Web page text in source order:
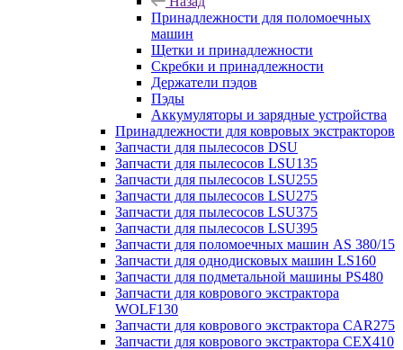
Принадлежности для поломоечных
машин
Щетки и принадлежности
Скребки и принадлежности
Держатели пэдов
Пэды
Аккумуляторы и зарядные устройства
Принадлежности для ковровых экстракторов
Запчасти для пылесосов DSU
Запчасти для пылесосов LSU135
Запчасти для пылесосов LSU255
Запчасти для пылесосов LSU275
Запчасти для пылесосов LSU375
Запчасти для пылесосов LSU395
Запчасти для поломоечных машин AS 380/15
Запчасти для однодисковых машин LS160
Запчасти для подметальной машины PS480
Запчасти для коврового экстрактора
WOLF130
Запчасти для коврового экстрактора CAR275
Запчасти для коврового экстрактора CEX410